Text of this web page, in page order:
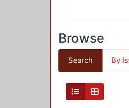
Browse
Search By